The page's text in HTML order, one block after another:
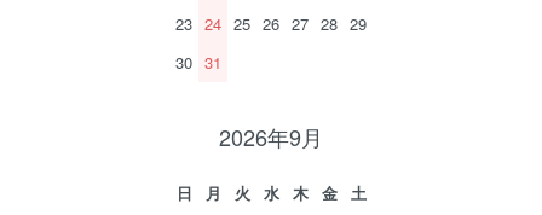
23 24 25 26 27 28 29
30 31
2026年9月
日 月 火 水 木 金
土